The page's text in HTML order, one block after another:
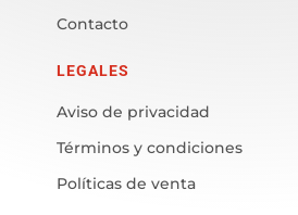
Contacto
LEGALES
Aviso de privacidad
Términos y condiciones
Políticas de venta